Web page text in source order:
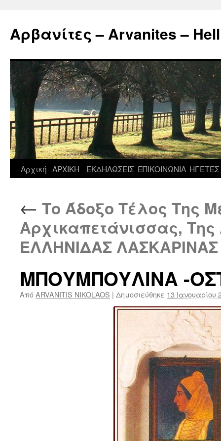
περιεχόμενο
Αρβανίτες – Arvanites –
Αρχική ΑΡΧΙΚΗ ΕΚΔΗΛΩΣΕΙΣ ΕΠΙΚΟΙΝΩΝΙΑ ΗΓΕΤΕΣ
← Το Άδοξο Τέλος Της
Αρχικαπετάνισσας,
ΕΛΛΗΝΙΔΑΣ
ΜΠΟΥΜΠΟΥΛΙΝΑ -
ΑπόARVANITIS NIKOLAOS | Δημοσιεύθηκε 13 Ιανουαρίου